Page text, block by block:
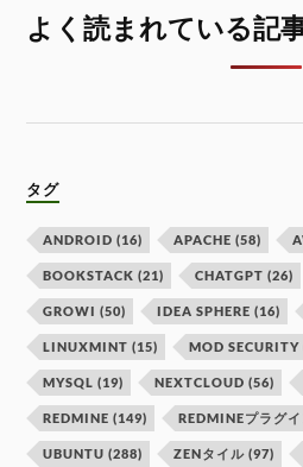
よく読まれている記
タグ
ANDROID (16) APACHE (58)
BOOKSTACK (21) CHATGPT (26)
GROWI (50) IDEA SPHERE (16)
LINUXMINT (15) MOD SECURITY
MYSQL (19) NEXTCLOUD (56)
REDMINE (149) REDMINEプラグイ
UBUNTU (288) ZENタイル (97)